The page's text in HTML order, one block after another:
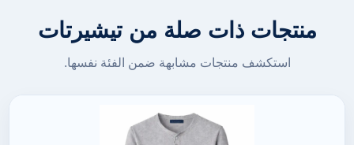
منتجات ذات صلة من تيشيرتات
استكشف منتجات مشابهة ضمن الفئة نفسها.